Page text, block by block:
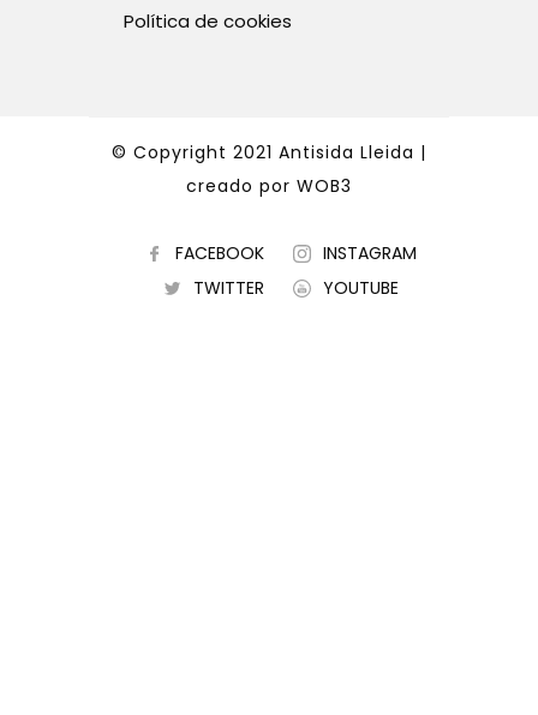
Política de cookies
© Copyright 2021 Antisida Lleida |
creado por WOB3
FACEBOOK
INSTAGRAM
TWITTER
YOUTUBE